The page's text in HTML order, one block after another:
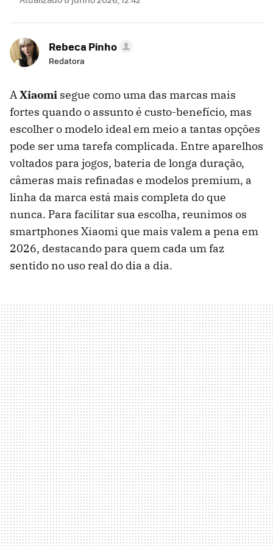
Rebeca Pinho
Redatora
AXiaomi segue como uma das marcas mais
fortes quando o assunto é custo-benefício, mas
escolher o modelo ideal em meio a tantas opções
pode ser uma tarefa complicada. Entre aparelhos
voltados para jogos, bateria de longa duração,
câmeras mais refinadas e modelos premium, a
linha da marca está mais completa do que
nunca. Para facilitar sua escolha, reunimos os
smartphones Xiaomi que mais valem a pena em
2026, destacando para quem cada um faz
sentido no uso real do dia a dia.